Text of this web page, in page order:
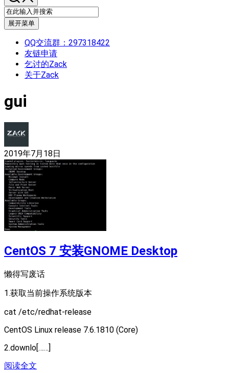
展开菜单
QQ交流群：297318422
友链申请
乞讨的Zack
关于Zack
gui
2019年7月18日
CentOS 7 安装GNOME Desktop
懒得写废话
1.获取当前操作系统版本
cat /etc/redhat-release
CentOS Linux release 7.6.1810 (Core)
2.downlo[……]
阅读全文